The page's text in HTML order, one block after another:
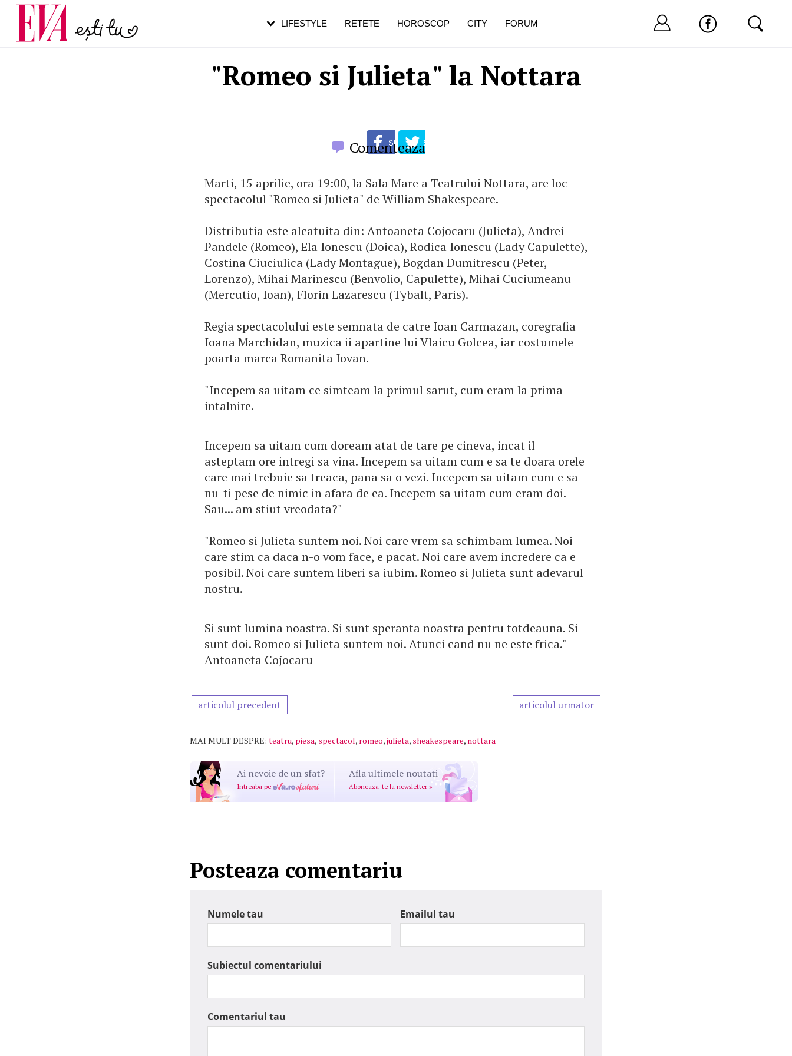
"Romeo si Julieta" la Nottara
Comenteaza
Marti, 15 aprilie, ora 19:00, la Sala Mare a Teatrului Nottara, are loc
spectacolul "Romeo si Julieta" de William Shakespeare.
Distributia este alcatuita din: Antoaneta Cojocaru (Julieta), Andrei
Pandele (Romeo), Ela Ionescu (Doica), Rodica Ionescu (Lady Capulette),
Costina Ciuciulica (Lady Montague), Bogdan Dumitrescu (Peter,
Lorenzo), Mihai Marinescu (Benvolio, Capulette), Mihai Cuciumeanu
(Mercutio, Ioan), Florin Lazarescu (Tybalt, Paris).
Regia spectacolului este semnata de catre Ioan Carmazan, coregrafia
Ioana Marchidan, muzica ii apartine lui Vlaicu Golcea, iar costumele
poarta marca Romanita Iovan.
"Incepem sa uitam ce simteam la primul sarut, cum eram la prima
intalnire.
Incepem sa uitam cum doream atat de tare pe cineva, incat il
asteptam ore intregi sa vina. Incepem sa uitam cum e sa te doara orele
care mai trebuie sa treaca, pana sa o vezi. Incepem sa uitam cum e sa
nu-ti pese de nimic in afara de ea. Incepem sa uitam cum eram doi.
Sau... am stiut vreodata?"
"Romeo si Julieta suntem noi. Noi care vrem sa schimbam lumea. Noi
care stim ca daca n-o vom face, e pacat. Noi care avem incredere ca e
posibil. Noi care suntem liberi sa iubim. Romeo si Julieta sunt adevarul
nostru.
Si sunt lumina noastra. Si sunt speranta noastra pentru totdeauna. Si
sunt doi. Romeo si Julieta suntem noi. Atunci cand nu ne este frica."
Antoaneta Cojocaru
articolul precedent articolul urmator
MAI MULT DESPRE: teatru, piesa, spectacol, romeo,julieta, sheakespeare, nottara
Ai nevoie de un sfat?
Intreaba pe
Afla ultimele noutati
Aboneaza-te la newsletter »
Posteaza comentariu
Numele tau Emailul tau
Subiectul comentariului
Comentariul tau
LIFESTYLE RETETE HOROSCOP CITY FORUM Nu ai cont?
Carieră
Actualitate
pe măsură ce înaintezi în vârstă